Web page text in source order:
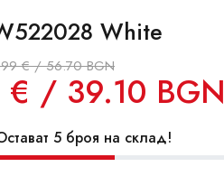
White
€ / 56.70 BGN
€ / 39.10 BGN
5 броя на склад!